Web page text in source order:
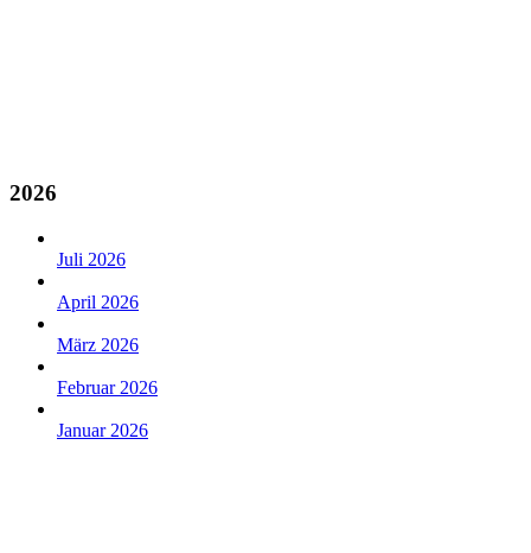
2026
Juli 2026
April 2026
März 2026
Februar 2026
Januar 2026